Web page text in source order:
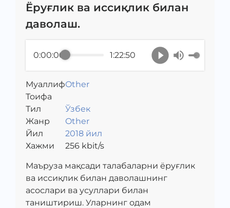
Ёруғлик ва иссиқлик билан
даволаш.
0:00:00 1:22:50
МуаллифOther
Toифа
Тил
Ўзбек
Жанр
Other
Йил
2018 йил
Хажми
256kbit/s
Маъруза мақсади талабаларни ёруғлик
ва иссиқлик билан даволашнинг
асослари ва усуллари билан
таништириш. Уларнинг одам